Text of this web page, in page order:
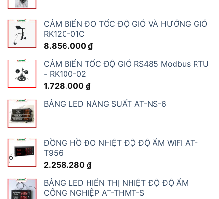
CẢM BIẾN ĐO TỐC ĐỘ GIÓ VÀ HƯỚNG GIÓ
RK120-01C
8.856.000 ₫
CẢM BIẾN TỐC ĐỘ GIÓ RS485 Modbus RTU
- RK100-02
1.728.000 ₫
BẢNG LED NĂNG SUẤT AT-NS-6
ĐỒNG HỒ ĐO NHIỆT ĐỘ ĐỘ ẨM WIFI AT-
T956
2.258.280 ₫
BẢNG LED HIỂN THỊ NHIỆT ĐỘ ĐỘ ẨM
CÔNG NGHIỆP AT-THMT-S